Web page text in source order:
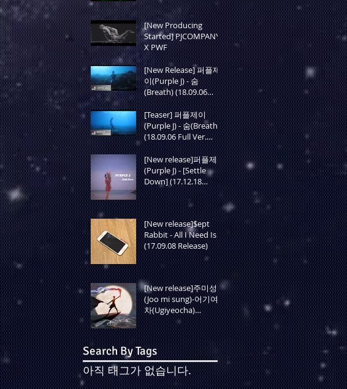
[New Producing
Started] PJCOMPANY
X PWF
[New Release] 퍼플제
이(Purple J) - 숨
(Breath) (18.09.06
Release)
[Teaser] 퍼플제이
(Purple J) - 숨(Breath)
(18.09.06 Full Ver.
Release)
[New release]퍼플제이
(Purple J) - [Settle
Down] (17.12.18
Release)
[New release]$ept
Rabbit - All I Need Is
(17.09.08 Release)
[New release]주미성
(Joo mi sung)-어기여
차(Ugiyeocha)
(17.07.07 Release)
Search By Tags
아직 태그가 없습니다.